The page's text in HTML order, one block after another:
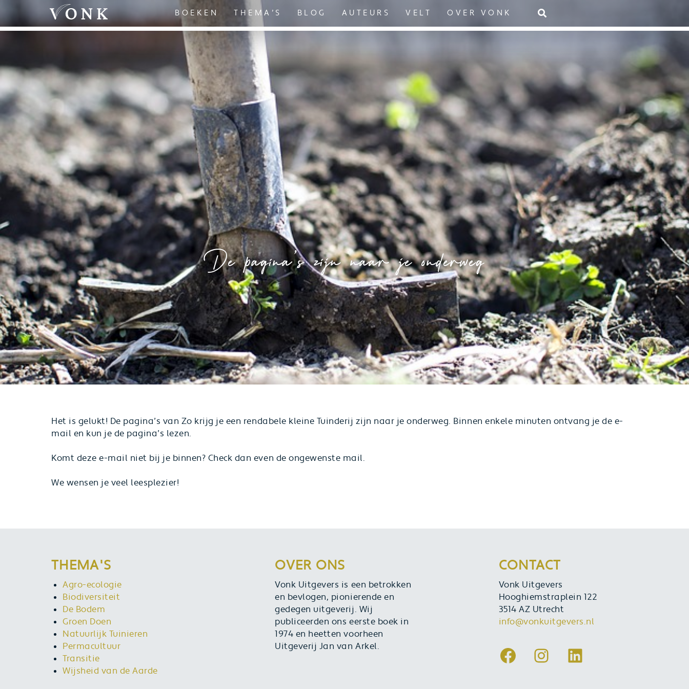
BOEKEN THEMA’S BLOG AUTEURS VELT OVER VONK
De pagina’s zijn naar je onderweg
Het is gelukt! De pagina’s van Zo krijg je een rendabele kleine Tuinderij zijn naar je onderweg. Binnen enkele minuten ontvang je de e-
mail en kun je de pagina’s lezen.
Komt deze e-mail niet bij je binnen? Check dan even de ongewenste mail.
We wensen je veel leesplezier!
THEMA'S
Agro-ecologie
Biodiversiteit
De Bodem
Groen Doen
Natuurlijk Tuinieren
Permacultuur
Transitie
Wijsheid van de Aarde
OVER ONS
Vonk Uitgevers is een betrokken
en bevlogen, pionierende en
gedegen uitgeverij. Wij
publiceerden ons eerste boek in
1974 en heetten voorheen
Uitgeverij Jan van Arkel.
CONTACT
Vonk Uitgevers
Hooghiemstraplein 122
3514 AZ Utrecht
info@vonkuitgevers.nl
Facebook
Instagram
LinkedIn